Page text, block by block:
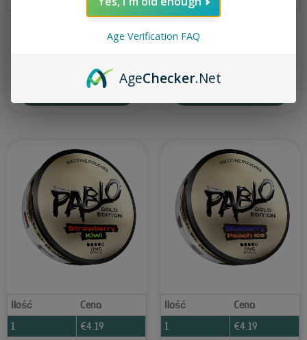
PABLO Gold Pineapple 17 mg Klint Strawberry Mini 3.2 mg
Ilość
Cena
1
€4.19
Ilość
Cena
1
€4.19
Age Verification FAQ
AgeChecker.Net